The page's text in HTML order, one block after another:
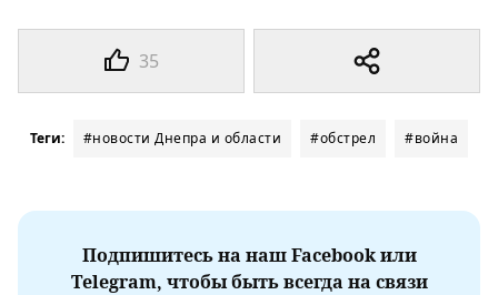
35
Теги: #новости Днепра и области #обстрел #война
Подпишитесь на наш Facebook или
Telegram, чтобы быть всегда на связи